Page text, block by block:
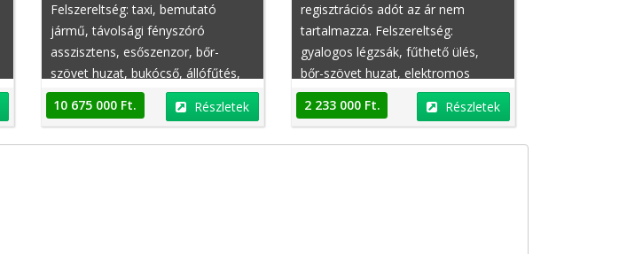
Felszereltség: taxi, bemutató
jármű, távolsági fényszóró
asszisztens, esőszenzor, bőr-
szövet huzat, bukócső, állófűtés,
kerámia féktárcsák, rendszeresen
karbantartott, állítható hátsó
10 675 000 Ft. Részletek
regisztrációs adót az ár nem
tartalmazza. Felszereltség:
gyalogos légzsák, fűthető ülés,
bőr-szövet huzat, elektromos
tükör, részecskeszűrő, elektromos
ülésállítás vezetőoldal, sportülések,
2 233 000 Ft. Részletek